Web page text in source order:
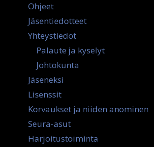
Ohjeet
Jäsentiedotteet
Yhteystiedot
Palaute ja kyselyt
Johtokunta
Jäseneksi
Lisenssit
Korvaukset ja niiden anominen
Seura-asut
Harjoitustoiminta